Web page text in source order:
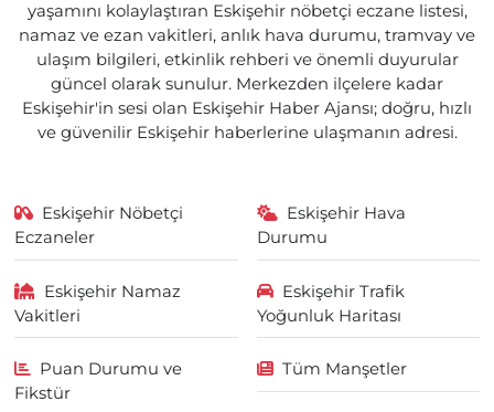
yaşamını kolaylaştıran Eskişehir nöbetçi eczane listesi,
namaz ve ezan vakitleri, anlık hava durumu, tramvay ve
ulaşım bilgileri, etkinlik rehberi ve önemli duyurular
güncel olarak sunulur. Merkezden ilçelere kadar
Eskişehir'in sesi olan Eskişehir Haber Ajansı; doğru, hızlı
ve güvenilir Eskişehir haberlerine ulaşmanın adresi.
Eskişehir Nöbetçi
Eczaneler
Eskişehir Hava
Durumu
Eskişehir Namaz
Vakitleri
Eskişehir Trafik
Yoğunluk Haritası
Puan Durumu ve
Fikstür
Tüm Manşetler